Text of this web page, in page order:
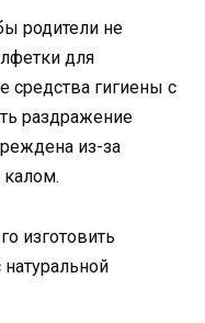
родители не
для
гигиены с
раздражение
из-за
калом.
изготовить